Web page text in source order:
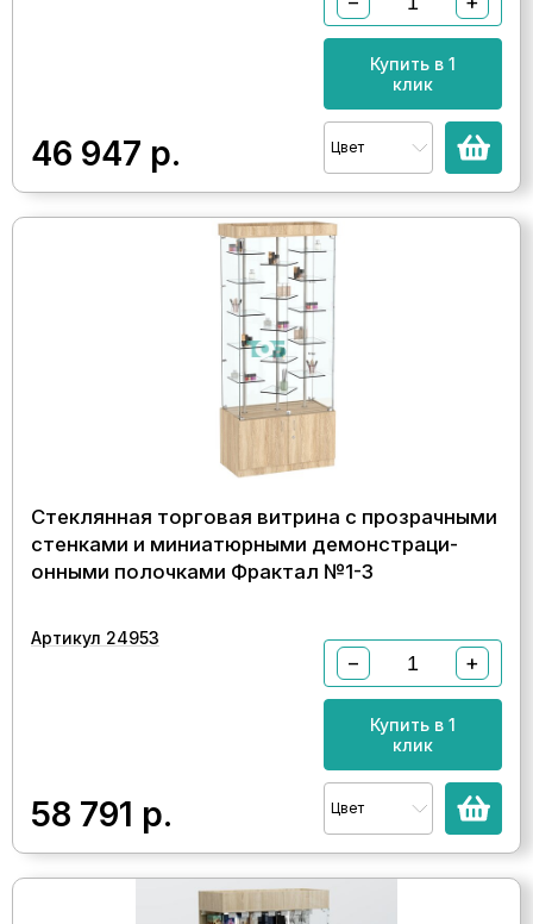
46 947 р.
Купить в 1
клик
Цвет
Стеклянная торговая витрина с прозрачными
стенками и миниатюрными демонстраци-
онными полочками Фрактал №1-3
Артикул 24953
58 791 р.
− +
Купить в 1
клик
Цвет